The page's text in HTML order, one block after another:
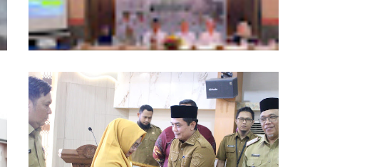
Layanan Samsat GOKATAN Diperpanjang
Jadi Tiga Hari